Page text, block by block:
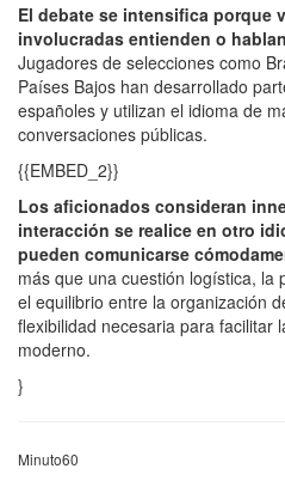
El debate se intensifica porque
involucradas entienden o
Jugadores de selecciones como
Países Bajos han desarrollado
españoles y utilizan el idioma de
conversaciones públicas.
{{EMBED_2}}
Los aficionados consideran
interacción se realice en otro
pueden comunicarse
más que una cuestión logística, la
el equilibrio entre la organización
flexibilidad necesaria para facilitar
moderno.
}
Minuto60